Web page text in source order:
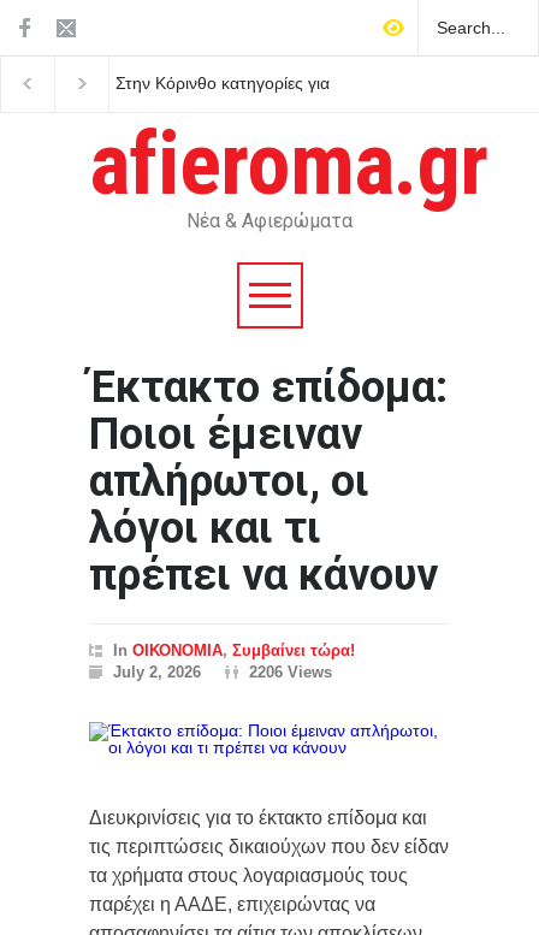
Μυστράς: Παθολογική
55χρονου που έκρυβε τη
σορό του πατέρα του στον
καταψύκτη
afieroma.gr
Νέα & Αφιερώματα
Έκτακτο επίδομα:
Ποιοι έμειναν
απλήρωτοι, οι
λόγοι και τι
πρέπει να κάνουν
In ΟΙΚΟΝΟΜΙΑ, Συμβαίνει τώρα!
July 2, 2026
2206 Views
Διευκρινίσεις για το έκτακτο επίδομα και
τις περιπτώσεις δικαιούχων που δεν είδαν
τα χρήματα στους λογαριασμούς τους
παρέχει η ΑΑΔΕ, επιχειρώντας να